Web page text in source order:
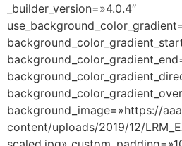
_builder_version=»4.0.4″
background_image=»https://
content/uploads/2019/12/